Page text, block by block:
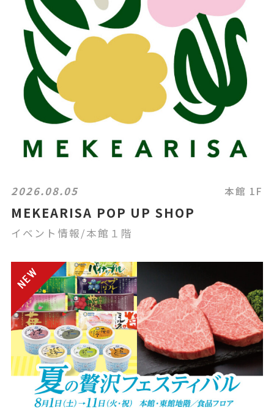
2026.08.05 本館 1F
MEKEARISA POP UP SHOP
イベント情報/本館１階